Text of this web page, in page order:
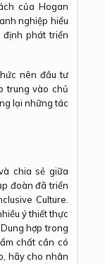
của Hogan
nghiệp hiểu
phát triển
nên đầu tư
trung vào chủ
lại những tác
chia sẻ giữa
đoàn đã triển
Culture.
ý thiết thực
hợp trong
chất cần có
hãy cho nhân